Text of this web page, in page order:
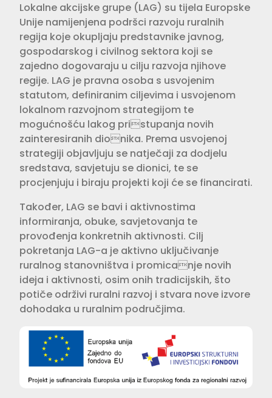
Lokalne akcijske grupe (LAG) su tijela Europske
Unije namijenjena podršci razvoju ruralnih
regija koje okupljaju predstavnike javnog,
gospodarskog i civilnog sektora koji se
zajedno dogovaraju u cilju razvoja njihove
regije. LAG je pravna osoba s usvojenim
statutom, definiranim ciljevima i usvojenom
lokalnom razvojnom strategijom te
mogućnošću lakog pristupanja novih
zainteresiranih dionika. Prema usvojenoj
strategiji objavljuju se natječaji za dodjelu
sredstava, savjetuju se dionici, te se
procjenjuju i biraju projekti koji će se financirati.
Također, LAG se bavi i aktivnostima
informiranja, obuke, savjetovanja te
provođenja konkretnih aktivnosti. Cilj
pokretanja LAG-a je aktivno uključivanje
ruralnog stanovništva i promicanje novih
ideja i aktivnosti, osim onih tradicijskih, što
potiče održivi ruralni razvoj i stvara nove izvore
dohodaka u ruralnim područjima.